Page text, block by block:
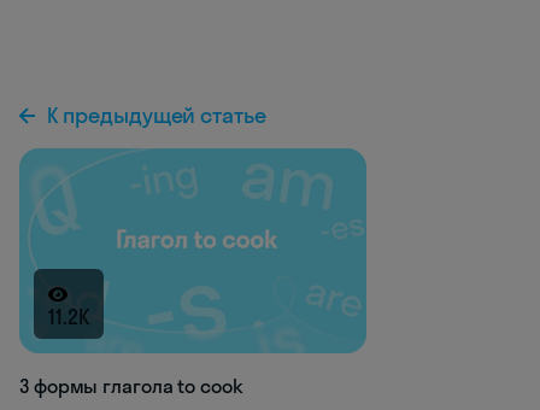
К предыдущей статье
11.2K
3 формы глагола to cook